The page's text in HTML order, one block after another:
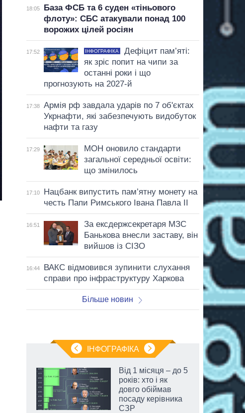
18:05
База ФСБ та 6 суден «тіньового
флоту»: СБС атакували понад 100
ворожих цілей росіян
17:52 ІНФОГРАФІКА
Дефіцит пам’яті:
як зріс попит на чипи за
останні роки і що
прогнозують на 2027-й
17:38
Армія рф завдала ударів по 7 об'єктах
Укрнафти, які забезпечують видобуток
нафти та газу
17:29
МОН оновило стандарти
загальної середньої освіти:
що змінилось
17:10
Нацбанк випустить пам’ятну монету на
честь Папи Римського Івана Павла II
16:51
За ексдержсекретаря МЗС
Банькова внесли заставу, він
вийшов із СІЗО
16:44
ВАКС відмовився зупинити слухання
справи про інфраструктуру Харкова
Більше новин
ІНФОГРАФІКА
Від 1 місяця – до 5
років: хто і як
довго обіймав
посаду керівника
СЗР